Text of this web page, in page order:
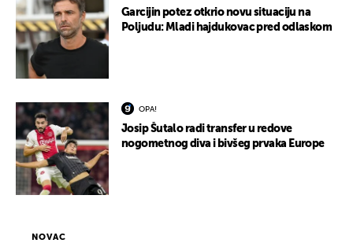
Garcijin potez otkrio novu situaciju na
Poljudu: Mladi hajdukovac pred odlaskom
OPA!
Josip Šutalo radi transfer u redove
nogometnog diva i bivšeg prvaka Europe
NOVAC